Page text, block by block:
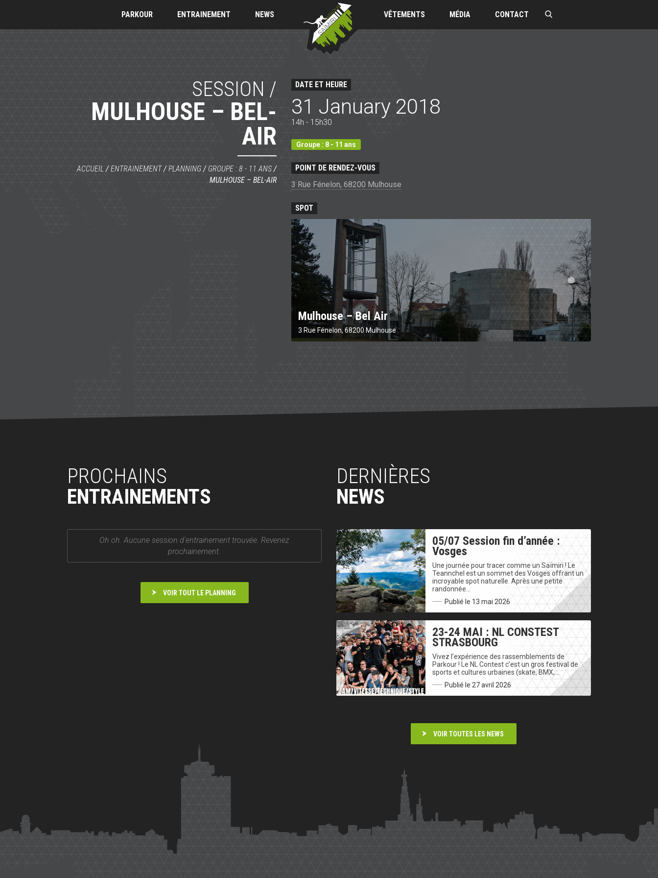
PARKOUR ENTRAINEMENT NEWS
Parkour
VÊTEMENTS MÉDIA CONTACT
SESSION /
MULHOUSE – BEL-
AIR
ACCUEIL /ENTRAINEMENT/PLANNING / GROUPE : 8 - 11 ANS/
MULHOUSE – BEL-AIR
DATE ET HEURE
31 January 2018
14h - 15h30
Groupe : 8 - 11 ans
POINT DE RENDEZ-VOUS
3 Rue Fénelon, 68200 Mulhouse
SPOT
Mulhouse – Bel Air
3 Rue Fénelon, 68200 Mulhouse
PROCHAINS
ENTRAINEMENTS
Oh oh. Aucune session d'entrainement trouvée. Revenez
prochainement.
VOIR TOUT LE PLANNING
DERNIÈRES
NEWS
05/07 Session fin d’année :
Vosges
Une journée pour tracer comme un Saïmiri ! Le
Teannchel est un sommet des Vosges offrant un
incroyable spot naturelle. Après une petite
randonnée…
Publié le 13 mai 2026
23-24 MAI : NL CONSTEST
STRASBOURG
Vivez l’expérience des rassemblements de
Parkour ! Le NL Contest c’est un gros festival de
sports et cultures urbaines (skate, BMX,…
Publié le 27 avril 2026
VOIR TOUTES LES NEWS